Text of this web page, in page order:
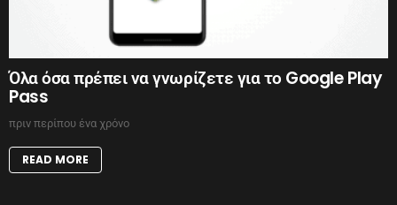
Όλα όσα πρέπει να γνωρίζετε για το Google Play
Pass
πριν περίπου ένα χρόνο
READ MORE